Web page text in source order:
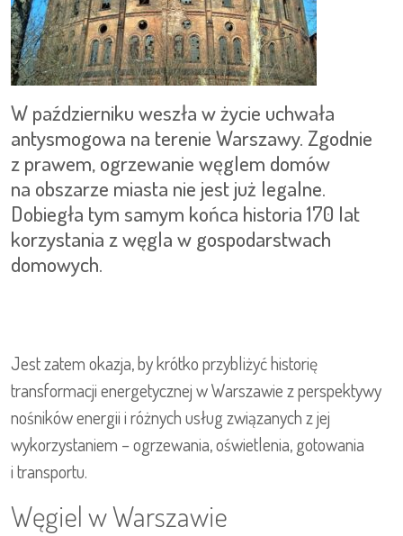
W październiku weszła w życie uchwała
antysmogowa na terenie Warszawy. Zgodnie
z prawem, ogrzewanie węglem domów
na obszarze miasta nie jest już legalne.
Dobiegła tym samym końca historia 170 lat
korzystania z węgla w gospodarstwach
domowych.
Jest zatem okazja, by krótko przybliżyć historię
transformacji energetycznej w Warszawie z perspektywy
nośników energii i różnych usług związanych z jej
wykorzystaniem – ogrzewania, oświetlenia, gotowania
i transportu.
Węgiel w Warszawie